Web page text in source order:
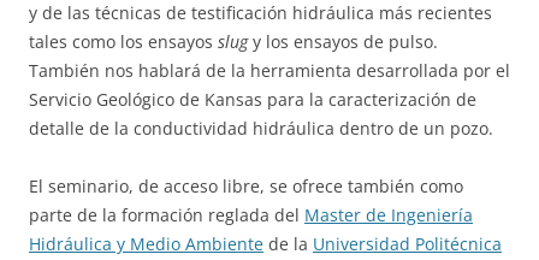
y de las técnicas de testificación hidráulica más recientes
tales como los ensayos slugy los ensayos de pulso.
También nos hablará de la herramienta desarrollada por el
Servicio Geológico de Kansas para la caracterización de
detalle de la conductividad hidráulica dentro de un pozo.
El seminario, de acceso libre, se ofrece también como
parte de la formación reglada del Master de Ingeniería
Hidráulica y Medio Ambiente de la Universidad Politécnica